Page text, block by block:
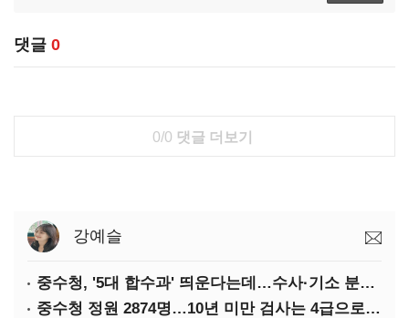
댓글 0
0/0 댓글 더보기
강예슬
중수청, '5대 합수과' 띄운다는데…수사·기소 분리로 협력방안 '부재'
중수청 정원 2874명…10년 미만 검사는 4급으로 임용